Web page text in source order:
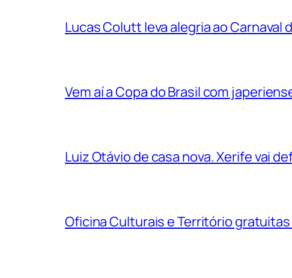
Lucas Colutt leva alegria ao Carnaval
Vem aí a Copa do Brasil com
Luiz Otávio de casa nova. Xerife vai
Oficina Culturais e Território